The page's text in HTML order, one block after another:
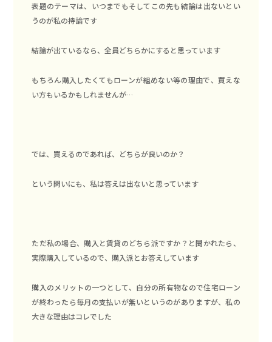
表題のテーマは、いつまでもそしてこの先も結論は出ないとい
うのが私の持論です
結論が出ているなら、全員どちらかにすると思っています
もちろん購入したくてもローンが組めない等の理由で、買えな
い方もいるかもしれませんが…
では、買えるのであれば、どちらが良いのか？
という問いにも、私は答えは出ないと思っています
ただ私の場合、購入と賃貸のどちら派ですか？と聞かれたら、
実際購入しているので、購入派とお答えしています
購入のメリットの一つとして、自分の所有物なので住宅ローン
が終わったら毎月の支払いが無いというのがありますが、私の
大きな理由はコレでした